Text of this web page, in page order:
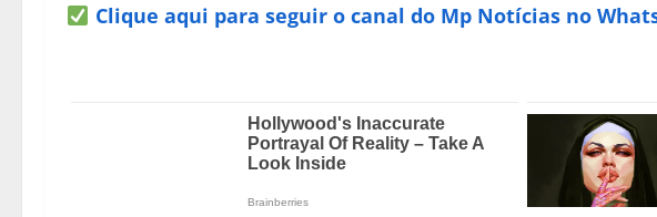
Clique aqui para seguir o canal do Mp Notícias no